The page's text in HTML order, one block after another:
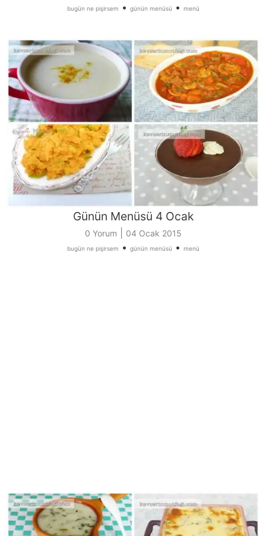
bugün ne pişirsem • günün menüsü • menü
Günün Menüsü 4 Ocak
0 Yorum 04 Ocak 2015
bugün ne pişirsem • günün menüsü • menü